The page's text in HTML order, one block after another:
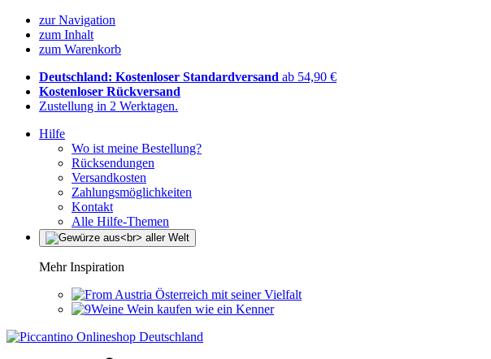
zur Navigation
zum Inhalt
zum Warenkorb
Deutschland: Kostenloser Standardversand ab 54,90 €
Kostenloser Rückversand
Zustellung in 2 Werktagen.
Hilfe
Wo ist meine Bestellung?
Rücksendungen
Versandkosten
Zahlungsmöglichkeiten
Kontakt
Alle Hilfe-Themen
Mehr Inspiration
Österreich mit seiner Vielfalt
Wein kaufen wie ein Kenner